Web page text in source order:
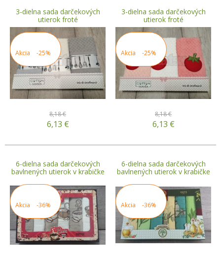
3-dielna sada darčekových
utierok froté
Akcia -25%
8,18 €
6,13 €
3-dielna sada darčekových
utierok froté
Akcia -25%
8,18 €
6,13 €
6-dielna sada darčekových
bavlnených utierok v krabičke
Akcia -36%
6-dielna sada darčekových
bavlnených utierok v krabičke
Akcia -36%